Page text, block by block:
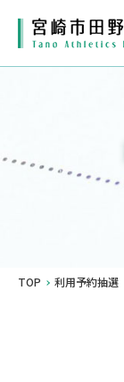
TOP 利用予約抽選